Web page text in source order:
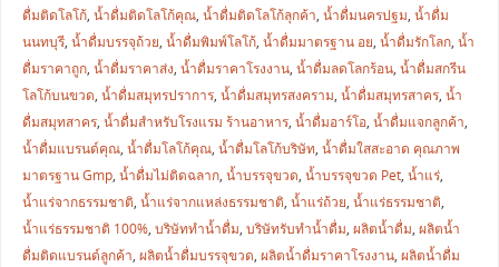
ดื่มติดโลโก้, น้ำดื่มติดโลโก้คุณ, น้ำดื่มติดโลโก้ลุกค้า, น้ำดื่มนครปฐม, น้ำดื่ม
นนทบุรี, น้ำดื่มบรรจุถ้วย, น้ำดื่มพิมพ์โลโก้, น้ำดื่มมาตรฐาน อย, น้ำดื่มรักโลก, น้ำ
ดื่มราคาถูก, น้ำดื่มราคาส่ง, น้ำดื่มราคาโรงงาน, น้ำดื่มลดโลกร้อน, น้ำดื่มสกรีน
โลโก้บนขวด, น้ำดื่มสมุทรปราการ, น้ำดื่มสมุทรสงคราม, น้ำดื่มสมุทรสาคร, น้ำ
ดื่มสมุทสาคร, น้ำดื่มสำหรับโรงแรม ร้านอาหาร, น้ำดื่มอาร์โอ, น้ำดื่มแจกลูกค้า,
น้ำดื่มแบรนด์คุณ, น้ำดื่มโลโก้คุณ, น้ำดื่มโลโก้บริษัท, น้ำดื่มใสสะอาด คุณภาพ
มาตรฐาน Gmp, น้ำดื่มไม่ติดฉลาก, น้ำบรรจุขวด, น้ำบรรจุขวด Pet, น้ำแร่,
น้ำแร่จากธรรมชาติ, น้ำแร่จากแหล่งธรรมชาติ, น้ำแร่ถ้วย, น้ำแร่ธรรมชาติ,
น้ำแร่ธรรมชาติ 100%, บริษัททำน้ำดื่ม, บริษัทรับทำน้ำดื่ม, ผลิตน้ำดื่ม, ผลิตน้ำ
ดื่มติดแบรนด์ลูกค้า, ผลิตน้ำดื่มบรรจุขวด, ผลิตน้ำดื่มราคาโรงงาน, ผลิตน้ำดื่ม